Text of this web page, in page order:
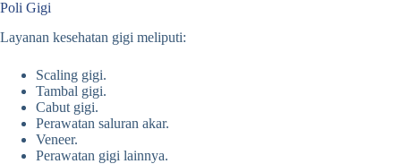
Poli Gigi
Layanan kesehatan gigi meliputi:
Scaling gigi.
Tambal gigi.
Cabut gigi.
Perawatan saluran akar.
Veneer.
Perawatan gigi lainnya.